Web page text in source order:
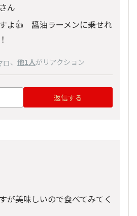
ん
👍 醤油ラーメンに乗せれ
ロ、 他1人がリアクション
返信する
が美味しいので食べてみてく